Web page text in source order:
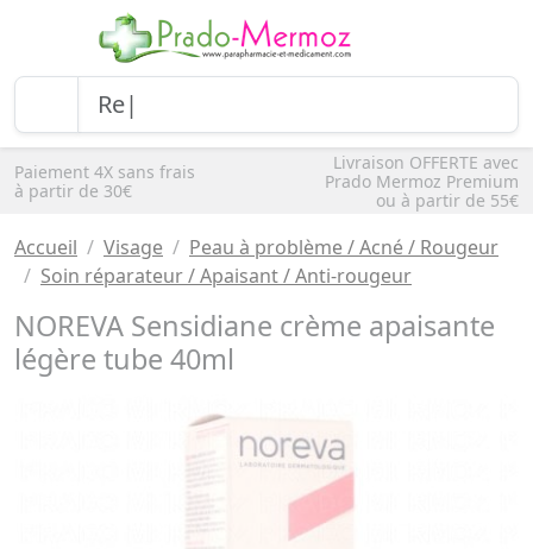
Paiement 4X sans frais
à partir de 30€
Livraison OFFERTE avec
Prado Mermoz Premium
ou à partir de 55€
Accueil Visage
Peau à problème / Acné / Rougeur
Soin réparateur / Apaisant / Anti-rougeur
NOREVA Sensidiane crème apaisante
légère tube 40ml